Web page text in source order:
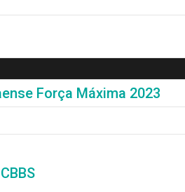
Força Máxima 2023